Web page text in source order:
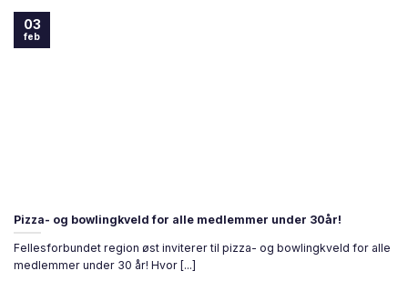
Pizza- og bowlingkveld for alle medlemmer under 30år!
Fellesforbundet region øst inviterer til pizza- og bowlingkveld for alle
medlemmer under 30 år! Hvor [...]
03
feb